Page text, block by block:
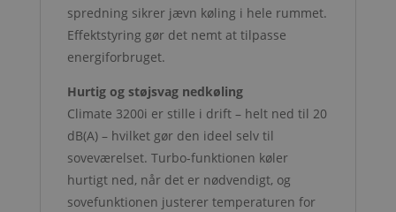
spredning sikrer jævn køling i hele rummet.
Effektstyring gør det nemt at tilpasse
energiforbruget.
Hurtig og støjsvag nedkøling
Climate 3200i er stille i drift – helt ned til 20
dB(A) – hvilket gør den ideel selv til
soveværelset. Turbo-funktionen køler
hurtigt ned, når det er nødvendigt, og
sovefunktionen justerer temperaturen for